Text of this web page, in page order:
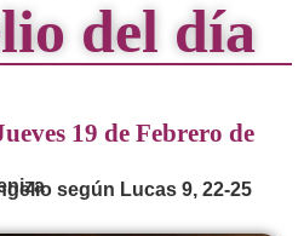
del día
19 de Febrero de
según Lucas 9, 22-25